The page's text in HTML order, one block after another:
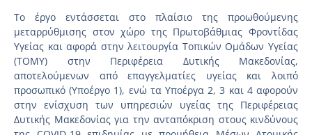
Το έργο εντάσσεται στο πλαίσιο της προωθούμενης
μεταρρύθμισης στον χώρο της Πρωτοβάθμιας Φροντίδας
Υγείας και αφορά στην λειτουργία Τοπικών Ομάδων Υγείας
(ΤΟΜΥ) στην Περιφέρεια Δυτικής Μακεδονίας,
αποτελούμενων από επαγγελματίες υγείας και λοιπό
προσωπικό (Υποέργο 1), ενώ τα Υποέργα 2, 3 και 4 αφορούν
στην ενίσχυση των υπηρεσιών υγείας της Περιφέρειας
Δυτικής Μακεδονίας για την ανταπόκριση στους κινδύνους